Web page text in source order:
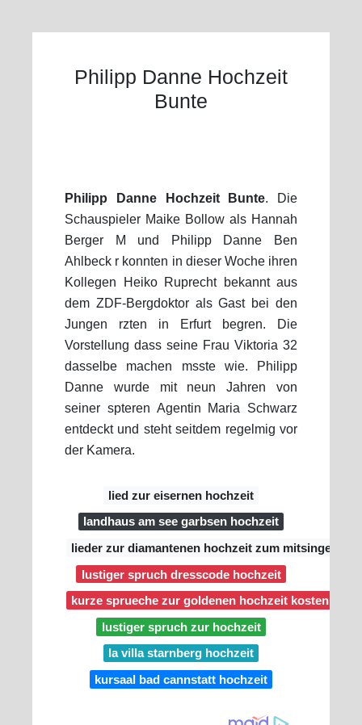
Philipp Danne Hochzeit
Bunte
Philipp Danne Hochzeit Bunte. Die
Schauspieler Maike Bollow als Hannah
Berger M und Philipp Danne Ben
Ahlbeck r konnten in dieser Woche ihren
Kollegen Heiko Ruprecht bekannt aus
dem ZDF-Bergdoktor als Gast bei den
Jungen rzten in Erfurt begren. Die
Vorstellung dass seine Frau Viktoria 32
dasselbe machen msste wie. Philipp
Danne wurde mit neun Jahren von
seiner spteren Agentin Maria Schwarz
entdeckt und steht seitdem regelmig vor
der Kamera.
lied zur eisernen hochzeit
landhaus am see garbsen hochzeit
lieder zur diamantenen hochzeit zum mitsingen
lustiger spruch dresscode hochzeit
kurze sprueche zur goldenen hochzeit kostenlos
lustiger spruch zur hochzeit
la villa starnberg hochzeit
kursaal bad cannstatt hochzeit